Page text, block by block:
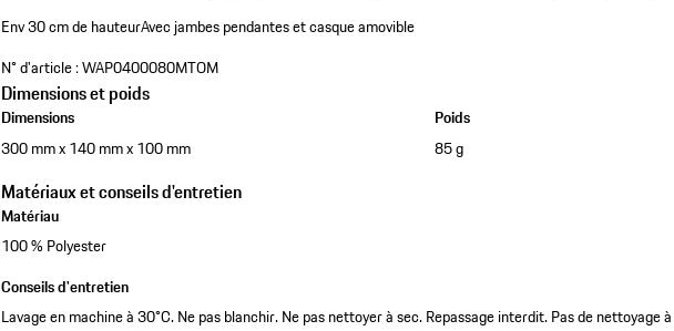
Env 30 cm de hauteurAvec jambes pendantes et casque amovible
N° d'article :WAP0400080MTOM
Dimensions et poids
Dimensions
300 mm x 140 mm x 100 mm
Poids
85 g
Matériaux et conseils d'entretien
Matériau
100 % Polyester
Conseils d'entretien
Lavage en machine à 30°C. Ne pas blanchir. Ne pas nettoyer à sec. Repassage interdit. Pas de nettoyage